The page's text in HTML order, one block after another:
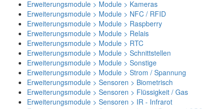
Erweiterungsmodule > Module > Kameras
Erweiterungsmodule > Module > NFC / RFID
Erweiterungsmodule > Module > Raspberry
Erweiterungsmodule > Module > Relais
Erweiterungsmodule > Module > RTC
Erweiterungsmodule > Module > Schnittstellen
Erweiterungsmodule > Module > Sonstige
Erweiterungsmodule > Module > Strom / Spannung
Erweiterungsmodule > Sensoren > Biometrisch
Erweiterungsmodule > Sensoren > Flüssigkeit / Gas
Erweiterungsmodule > Sensoren > IR - Infrarot